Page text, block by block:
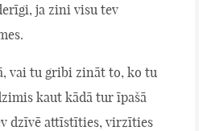
ja zini visu tev
vai tu gribi zināt to, ko tu
kaut kādā tur īpašā
dzīvē attīstīties, virzīties